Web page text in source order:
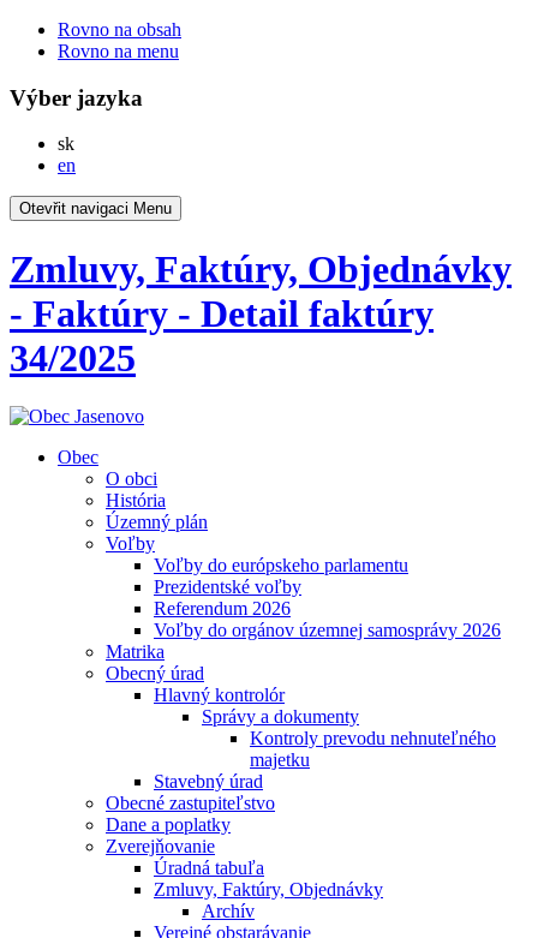
Rovno na obsah
Rovno na menu
Výber jazyka
skSlovensky
en
Otevřit navigaci Menu
Zmluvy, Faktúry, Objednávky
- Faktúry - Detail faktúry
34/2025
Obec
O obci
História
Územný plán
Voľby
Voľby do európskeho parlamentu
Prezidentské voľby
Referendum 2026
Voľby do orgánov územnej samosprávy 2026
Matrika
Obecný úrad
Hlavný kontrolór
Správy a dokumenty
Kontroly prevodu nehnuteľného
majetku
Stavebný úrad
Obecné zastupiteľstvo
Dane a poplatky
Zverejňovanie
Úradná tabuľa
Zmluvy, Faktúry, Objednávky
Archív
Verejné obstarávanie